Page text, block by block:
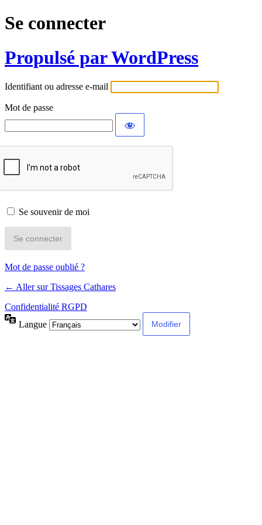
Se connecter
Propulsé par WordPress
Identifiant ou adresse e-mail
Mot de passe
Se souvenir de moi
Mot de passe oublié ?
← Aller sur Tissages Cathares
Confidentialité RGPD
Langue